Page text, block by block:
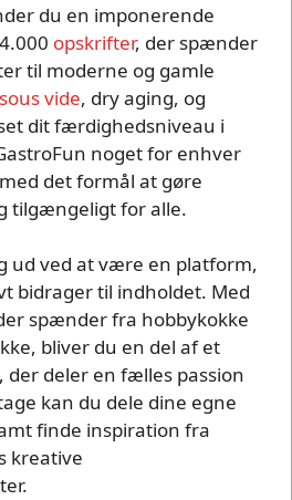
du en imponerende
opskrifter, der spænder
til moderne og gamle
sous vide, dry aging, og
dit færdighedsniveau i
noget for enhver
det formål at gøre
tilgængeligt for alle.
ud ved at være en platform,
bidrager til indholdet. Med
spænder fra hobbykokke
bliver du en del af et
der deler en fælles passion
kan du dele dine egne
finde inspiration fra
kreative